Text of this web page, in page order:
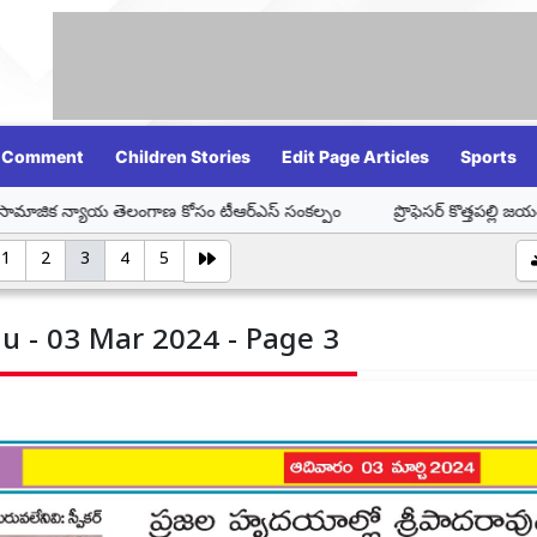
Comment Children Stories Edit Page Articles Sports
కోసం టీఆర్ఎస్ సంకల్పం ప్రొఫెసర్ కొత్తపల్లి జయశంకర్ ఆశయ
1 2 3 4 5
- 03 Mar 2024 - Page 3